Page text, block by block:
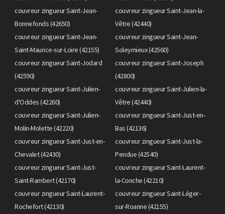
couvreur zingueur Saint-Jean-
Bonnefonds (42650)
couvreur zingueur Saint-Jean-la-
Vêtre (42440)
couvreur zingueur Saint-Jean-
Saint-Maurice-sur-Loire (42155)
couvreur zingueur Saint-Jean-
Soleymieux (42560)
couvreur zingueur Saint-Jodard
(42590)
couvreur zingueur Saint-Joseph
(42800)
couvreur zingueur Saint-Julien-
d'Oddes (42260)
couvreur zingueur Saint-Julien-la-
Vêtre (42440)
couvreur zingueur Saint-Julien-
Molin-Molette (42220)
couvreur zingueur Saint-Just-en-
Bas (42136)
couvreur zingueur Saint-Just-en-
Chevalet (42430)
couvreur zingueur Saint-Just-la-
Pendue (42540)
couvreur zingueur Saint-Just-
Saint-Rambert (42170)
couvreur zingueur Saint-Laurent-
la-Conche (42210)
couvreur zingueur Saint-Laurent-
Rochefort (42130)
couvreur zingueur Saint-Léger-
sur-Roanne (42155)